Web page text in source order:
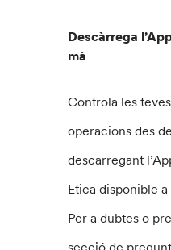
Descàrrega
mà
Controla les
operacions des
descarregant
Etica disponible a
Per a dubtes o
secció de